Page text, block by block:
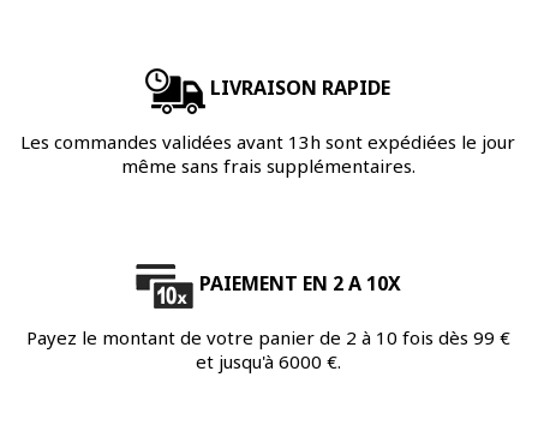
LIVRAISON RAPIDE
Les commandes validées avant 13h sont expédiées le jour
même sans frais supplémentaires.
PAIEMENT EN 2 A 10X
Payez le montant de votre panier de 2 à 10 fois dès 99 €
et jusqu'à 6000 €.